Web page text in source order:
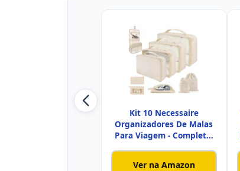
Kit 10 Necessaire
Organizadores De Malas
Para Viagem - Completo:
Ver na Amazon